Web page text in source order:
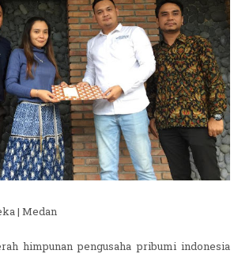
| Medan
himpunan pengusaha pribumi indonesia